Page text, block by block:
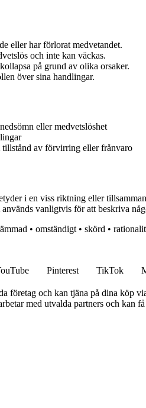
eller har förlorat medvetandet.
och inte kan väckas.
på grund av olika orsaker.
över sina handlingar.
eller medvetslöshet
av förvirring eller frånvaro
i en viss riktning eller
vanligtvis för att beskriva
• omständigt • skörd •
Pinterest TikTok
företag och kan tjäna på dina köp
med utvalda partners och kan